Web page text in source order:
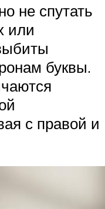
не спутать
или
буквы.
с правой и